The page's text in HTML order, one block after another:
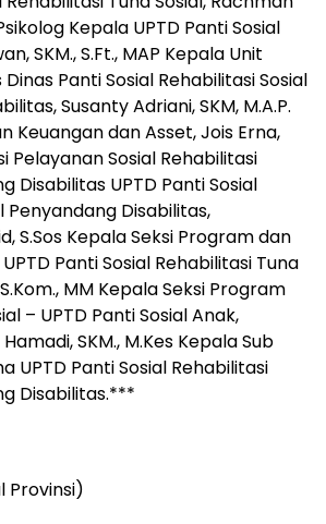
Kepala UPTD Panti Sosial
SKM., S.Ft., MAP Kepala Unit
Panti Sosial Rehabilitasi Sosial
Susanty Adriani, SKM, M.A.P.
Keuangan dan Asset, Jois Erna,
Pelayanan Sosial Rehabilitasi
Disabilitas UPTD Panti Sosial
Penyandang Disabilitas,
S.Sos Kepala Seksi Program dan
Panti Sosial Rehabilitasi Tuna
MM Kepala Seksi Program
– UPTD Panti Sosial Anak,
SKM., M.Kes Kepala Sub
UPTD Panti Sosial Rehabilitasi
Disabilitas.***
Provinsi)